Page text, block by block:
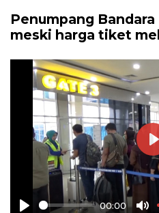
Penumpang
meski harga tiket
00:00